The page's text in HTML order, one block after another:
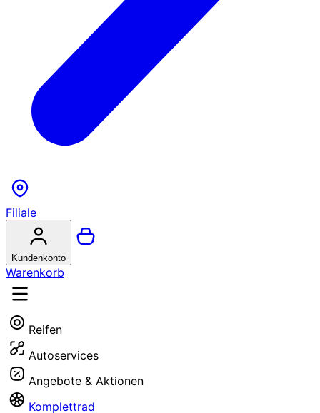
Filiale
Kundenkonto
Warenkorb
Reifen
Autoservices
Angebote & Aktionen
Komplettrad